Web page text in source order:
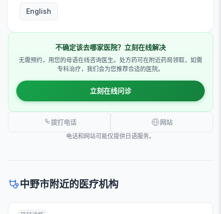
English
不确定该去哪家医院？立刻在线解决
无需预约，用您的母语在线咨询医生。处方药可在附近药局领取，如需
专科治疗，我们会为您推荐合适的医院。
立刻在线问诊
拨打电话 网站
电话和网站可能仅提供日语服务。
中野市附近的医疗机构